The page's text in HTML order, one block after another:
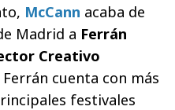
McCann acaba de
Madrid a Ferrán
Creativo
cuenta con más
festivales